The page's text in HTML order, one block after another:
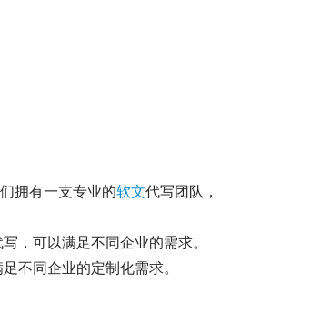
拥有一支专业的软文代写团队，
，可以满足不同企业的需求。
不同企业的定制化需求。